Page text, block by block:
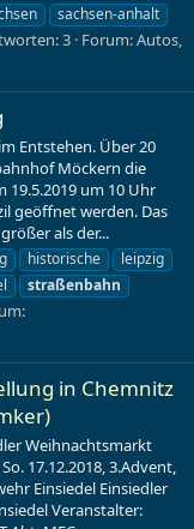
sachsen-anhalt
3 Forum:Autos,
Entstehen. Über 20
Möckern die
19.5.2019 um 10 Uhr
geöffnet werden. Das
als der...
historische
leipzig
straßenbahn
in Chemnitz
Weihnachtsmarkt
17.12.2018, 3.Advent,
Einsiedel Einsiedler
Veranstalter: